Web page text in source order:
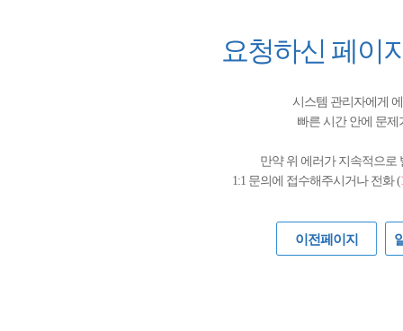
요청하신 페이
시스템 관리자에게
빠른 시간 안에 문
만약 위 에러가 지속적으로
1:1 문의에 접수해주시거나 전화 (
이전페이지